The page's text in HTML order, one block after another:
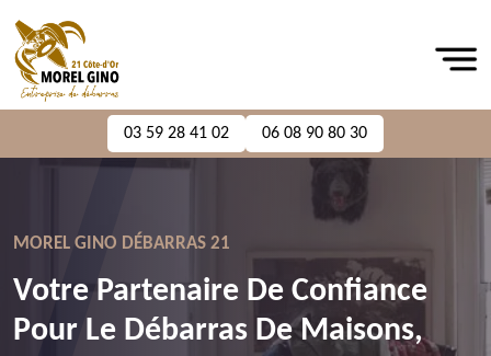
03 59 28 41 02 06 08 90 80 30
MOREL GINO DÉBARRAS 21
Votre Partenaire De Confiance
Pour Le Débarras De Maisons,